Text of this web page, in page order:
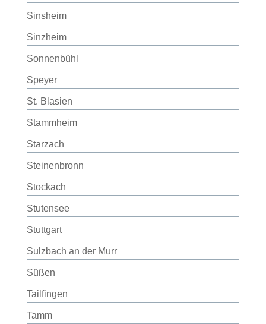
Sinsheim
Sinzheim
Sonnenbühl
Speyer
St. Blasien
Stammheim
Starzach
Steinenbronn
Stockach
Stutensee
Stuttgart
Sulzbach an der Murr
Süßen
Tailfingen
Tamm